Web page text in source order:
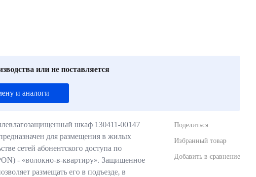
или не поставляется
и аналоги
шкаф 130411-00147
для размещения в жилых
сетей абонентского доступа по
- «волокно-в-квартиру». Защищенное
размещать его в подъезде, в
Поделиться
Избранный товар
Добавить в сравнение